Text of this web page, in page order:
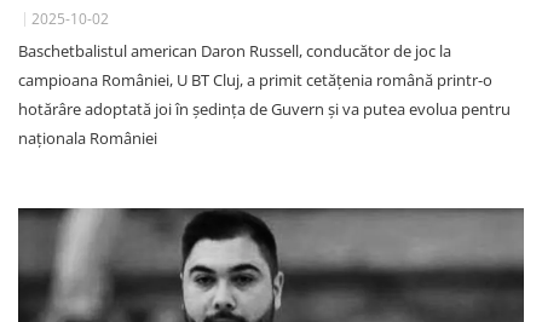
2025-10-02
Baschetbalistul american Daron Russell, conducător de joc la
campioana României, U BT Cluj, a primit cetățenia română printr-o
hotărâre adoptată joi în ședința de Guvern și va putea evolua pentru
naționala României